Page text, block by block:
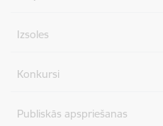
Izsoles
Konkursi
Publiskās apspriešanas